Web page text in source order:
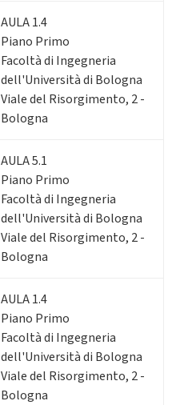
AULA 1.4
Piano Primo
Facoltà di Ingegneria
dell'Università di Bologna
Viale del Risorgimento, 2 -
Bologna
AULA 5.1
Piano Primo
Facoltà di Ingegneria
dell'Università di Bologna
Viale del Risorgimento, 2 -
Bologna
AULA 1.4
Piano Primo
Facoltà di Ingegneria
dell'Università di Bologna
Viale del Risorgimento, 2 -
Bologna